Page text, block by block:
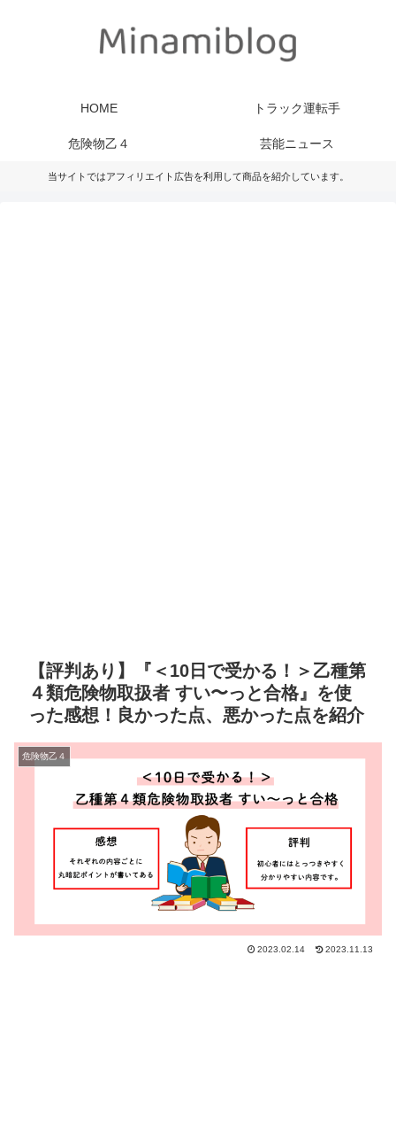
HOME トラック運転手
危険物乙４ 芸能ニュース
当サイトではアフィリエイト広告を利用して商品を紹介しています。
【評判あり】『＜10日で受かる！＞乙種第
４類危険物取扱者 すい〜っと合格』を使
った感想！良かった点、悪かった点を紹介
危険物乙４
2023.02.14 2023.11.13